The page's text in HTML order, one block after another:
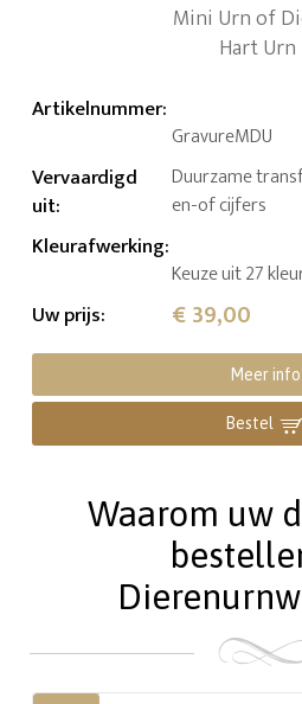
Artikelnummer:
GravureMDU
Vervaardigd
uit:
Duurzame
en-of cijfers
Kleurafwerking:
Keuze uit 27
Uw prijs: € 39,00
Meer info
Bestel
Waarom uw